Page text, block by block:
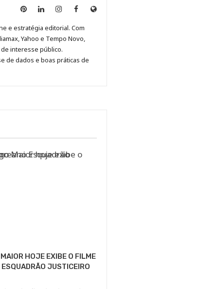
Anny
no
Pinterest
Anny
no
LinkedIn
Anny
no
Instagram
Anny
no
Facebook
Site
e estratégia editorial. Com
Yahoo e Tempo Novo,
interesse público.
de dados e boas práticas de
HOJE EXIBE O FILME
ESQUADRÃO JUSTICEIRO